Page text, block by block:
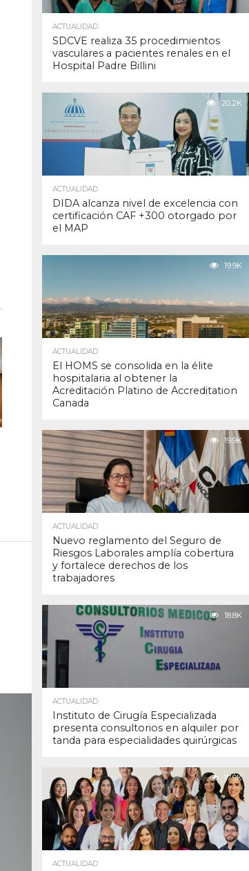
ACTUALIDAD
SDCVE realiza 35 procedimientos
vasculares a pacientes renales en el
Hospital Padre Billini
20.2K
ACTUALIDAD
DIDA alcanza nivel de excelencia con
certificación CAF +300 otorgado por
el MAP
19.9K
ACTUALIDAD
El HOMS se consolida en la élite
hospitalaria al obtener la
Acreditación Platino de Accreditation
Canada
19.9K
ACTUALIDAD
Nuevo reglamento del Seguro de
Riesgos Laborales amplía cobertura
y fortalece derechos de los
trabajadores
18.8K
ACTUALIDAD
Instituto de Cirugía Especializada
presenta consultorios en alquiler por
tanda para especialidades quirúrgicas
17.9K
ACTUALIDAD